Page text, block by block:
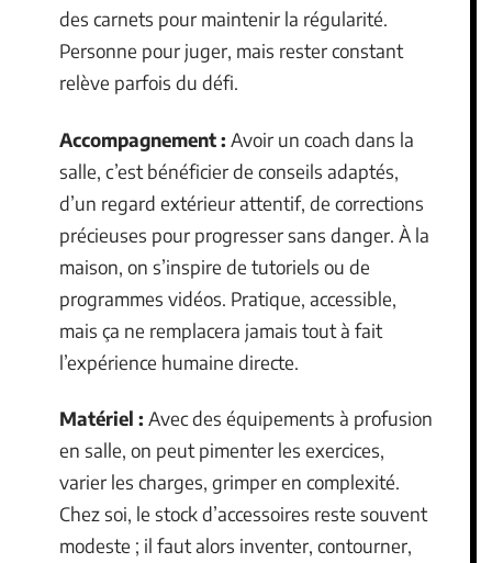
des carnets pour maintenir la régularité.
Personne pour juger, mais rester constant
relève parfois du défi.
Accompagnement : Avoir un coach dans la
salle, c’est bénéficier de conseils adaptés,
d’un regard extérieur attentif, de corrections
précieuses pour progresser sans danger. À la
maison, on s’inspire de tutoriels ou de
programmes vidéos. Pratique, accessible,
mais ça ne remplacera jamais tout à fait
l’expérience humaine directe.
Matériel : Avec des équipements à profusion
en salle, on peut pimenter les exercices,
varier les charges, grimper en complexité.
Chez soi, le stock d’accessoires reste souvent
modeste ; il faut alors inventer, contourner,